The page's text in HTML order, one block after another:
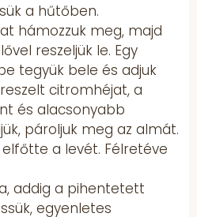
a hűtőben.
hámozzuk meg, majd
reszeljük le. Egy
tegyük bele és adjuk
citromhéjat, a
és alacsonyabb
pároljuk meg az almát.
a levét. Félretéve
addig a pihentetett
egyenletes